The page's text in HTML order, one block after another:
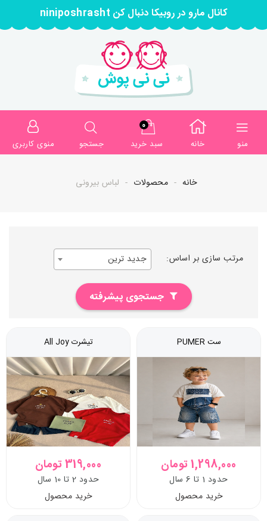
کانال مارو در روبیکا دنبال کن niniposhrasht
منو خانه
0
سبد خرید
جستجو منوی کاربری
خانه محصولات لباس بیرونی
مرتب سازی بر اساس: جدید ترین
جستجوی پیشرفته
ست PUMER
1,298,000 تومان
حدود 1 تا 6 سال
خرید محصول
تیشرت All Joy
319,000 تومان
حدود 2 تا 10 سال
خرید محصول